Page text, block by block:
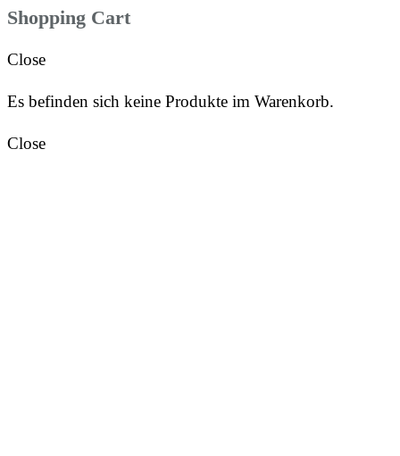
Shopping Cart
Close
Es befinden sich keine Produkte im Warenkorb.
Close